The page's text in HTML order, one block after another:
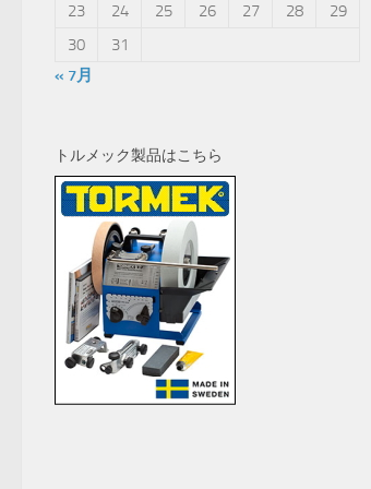
23 24 25 26 27 28
29
30
31
« 7月
トルメック製品はこちら